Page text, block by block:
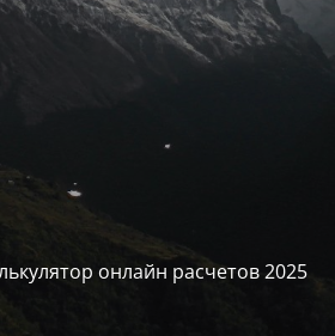
онлайн расчетов 2025